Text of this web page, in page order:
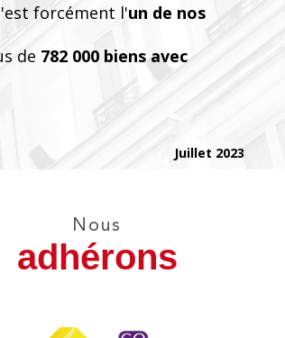
forcément l'un de nos
de 782 000 biens avec
Juillet 2023
Nous
adhérons